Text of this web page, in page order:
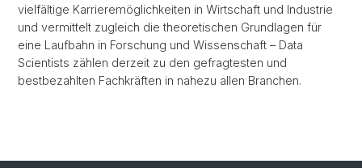
vielfältige Karrieremöglichkeiten in Wirtschaft und Industrie
und vermittelt zugleich die theoretischen Grundlagen für
eine Laufbahn in Forschung und Wissenschaft – Data
Scientists zählen derzeit zu den gefragtesten und
bestbezahlten Fachkräften in nahezu allen Branchen.